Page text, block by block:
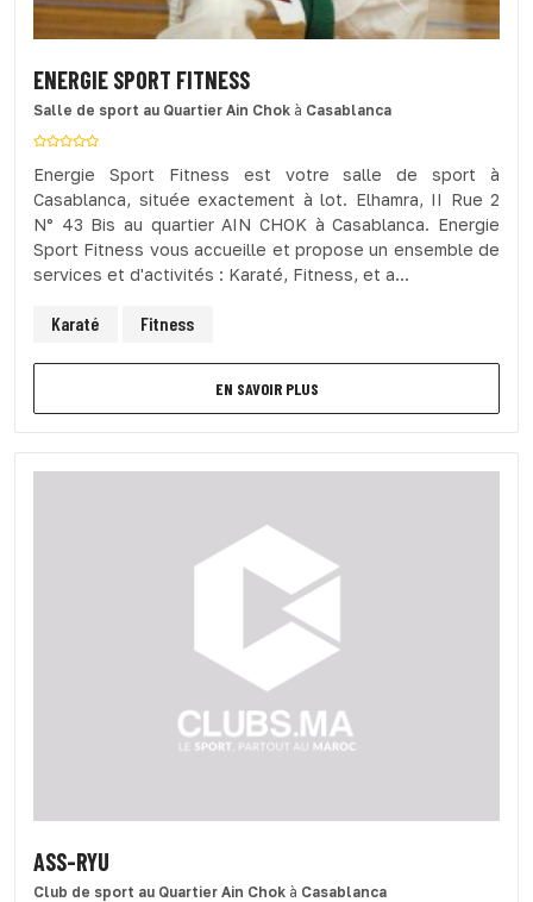
ENERGIE SPORT FITNESS
Salle de sport au Quartier Ain Chok à Casablanca
Energie Sport Fitness est votre salle de sport à
Casablanca, située exactement à lot. Elhamra, II Rue 2
N° 43 Bis au quartier AIN CHOK à Casablanca. Energie
Sport Fitness vous accueille et propose un ensemble de
services et d'activités : Karaté, Fitness, et a...
Karaté Fitness
EN SAVOIR PLUS
ASS-RYU
Club de sport au Quartier Ain Chok à Casablanca